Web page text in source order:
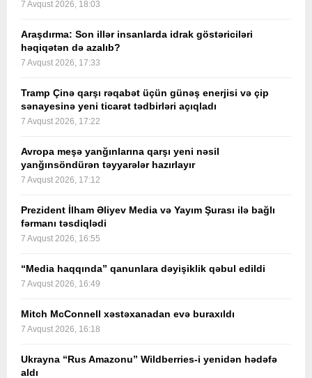
7 Avqust 2026, 18:03
Araşdırma: Son illər insanlarda idrak göstəriciləri
həqiqətən də azalıb?
7 Avqust 2026, 17:33
Tramp Çinə qarşı rəqabət üçün günəş enerjisi və çip
sənayesinə yeni ticarət tədbirləri açıqladı
7 Avqust 2026, 17:22
Avropa meşə yanğınlarına qarşı yeni nəsil
yanğınsöndürən təyyarələr hazırlayır
7 Avqust 2026, 17:12
Prezident İlham Əliyev Media və Yayım Şurası ilə bağlı
fərmanı təsdiqlədi
7 Avqust 2026, 16:55
“Media haqqında” qanunlara dəyişiklik qəbul edildi
7 Avqust 2026, 16:49
Mitch McConnell xəstəxanadan evə buraxıldı
7 Avqust 2026, 16:18
Ukrayna “Rus Amazonu” Wildberries-i yenidən hədəfə
aldı